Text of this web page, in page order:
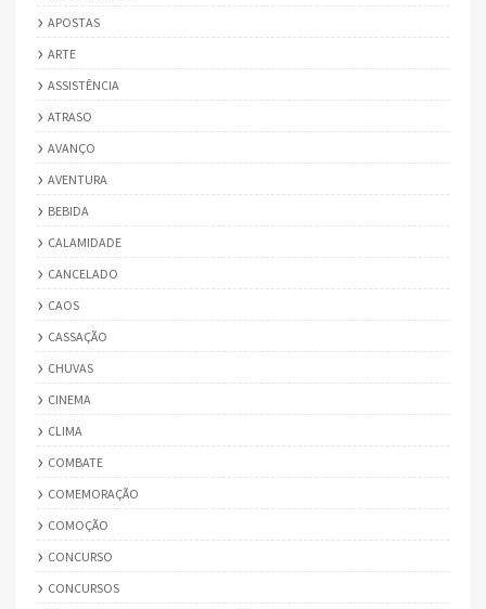
APOSTAS
ARTE
ASSISTÊNCIA
ATRASO
AVANÇO
AVENTURA
BEBIDA
CALAMIDADE
CANCELADO
CAOS
CASSAÇÃO
CHUVAS
CINEMA
CLIMA
COMBATE
COMEMORAÇÃO
COMOÇÃO
CONCURSO
CONCURSOS